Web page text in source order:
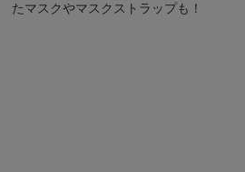
たマスクやマスクストラップも！